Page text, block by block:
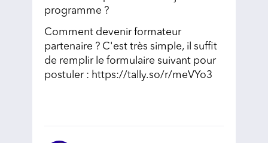
programme ?
Comment devenir formateur
partenaire ? C'est très simple, il suffit
de remplir le formulaire suivant pour
postuler : https://tally.so/r/meVYo3